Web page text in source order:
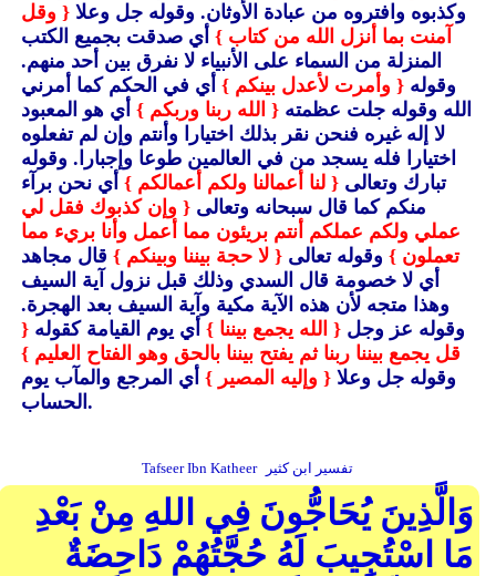
وكذبوه وافتروه من عبادة الأوثان.وقوله جل وعلا { وقل
آمنت بما أنزل الله من كتاب }أي صدقت بجميع الكتب
المنزلة من السماء على الأنبياء لا نفرق بين أحد منهم.
وقوله { وأمرت لأعدل بينكم }أي في الحكم كما أمرني
الله وقوله جلت عظمته { الله ربنا وربكم }أي هو المعبود
لا إله غيره فنحن نقر بذلك اختيارا وأنتم وإن لم تفعلوه
اختيارا فله يسجد من في العالمين طوعا وإجبارا.وقوله
تبارك وتعالى { لنا أعمالنا ولكم أعمالكم }أي نحن برآء
منكم كما قال سبحانه وتعالى { وإن كذبوك فقل لي
عملي ولكم عملكم أنتم بريئون مما أعمل وأنا بريء مما
تعملون }وقوله تعالى { لا حجة بيننا وبينكم }قال مجاهد
أي لا خصومة قال السدي وذلك قبل نزول آية السيف
وهذا متجه لأن هذه الآية مكية وآية السيف بعد الهجرة.
وقوله عز وجل { الله يجمع بيننا }أي يوم القيامة كقوله {
قل يجمع بيننا ربنا ثم يفتح بيننا بالحق وهو الفتاح العليم }
وقوله جل وعلا { وإليه المصير }أي المرجع والمآب يوم
الحساب.
Tafseer Ibn Katheer تفسير ابن كثير
وَالَّذِينَ يُحَاجُّونَ فِي اللهِ مِنْ بَعْدِ
مَا اسْتُجِيبَ لَهُ حُجَّتُهُمْ دَاحِضَةٌ